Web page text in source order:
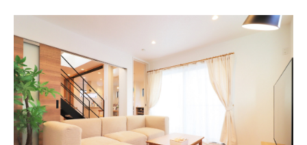
お客様の声
よくある質問（Q&A）
注文・規格住宅